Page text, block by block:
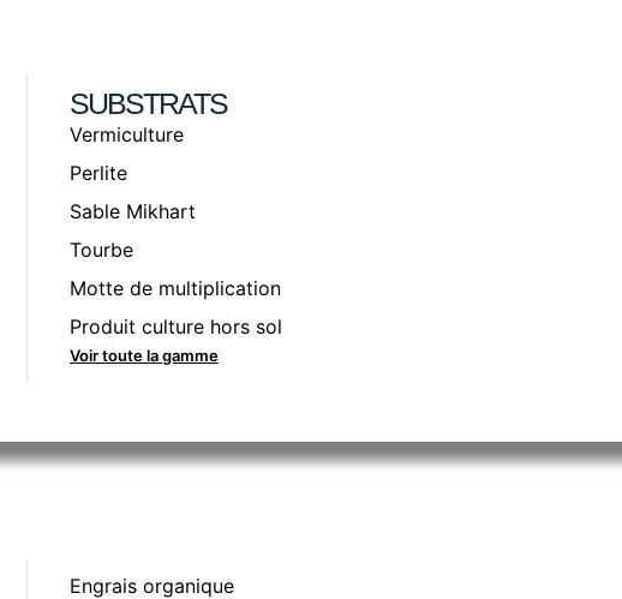
SUBSTRATS
Vermiculture
Perlite
Sable Mikhart
Tourbe
Motte de multiplication
Produit culture hors sol
Voir toute la gamme
Engrais organique